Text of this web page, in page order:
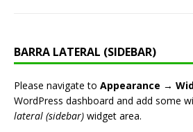
BARRA LATERAL (SIDEBAR)
Please navigate to Appearance →
WordPress dashboard and add some
lateral (sidebar) widget area.